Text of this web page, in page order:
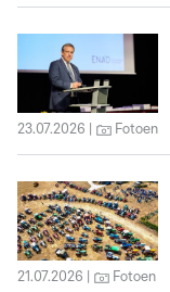
23.07.2026 Fotoen
21.07.2026 Fotoen